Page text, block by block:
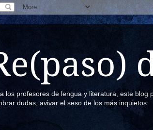
los profesores de lengua y literatura, este blog
dudas, avivar el seso de los más inquietos.